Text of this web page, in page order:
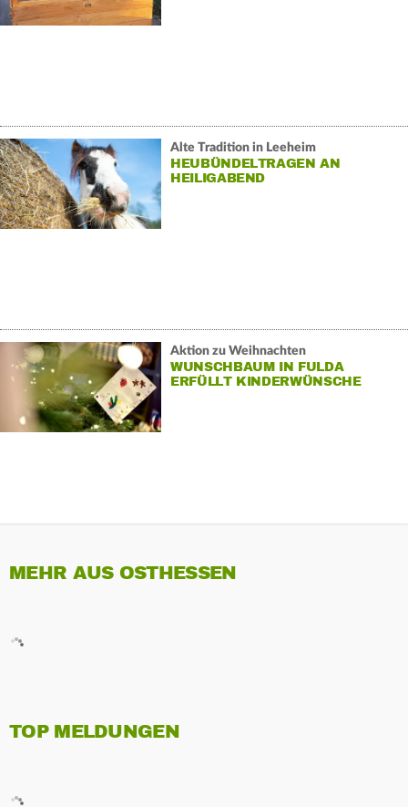
Alte Tradition in Leeheim
HEUBÜNDELTRAGEN AN
HEILIGABEND
Aktion zu Weihnachten
WUNSCHBAUM IN FULDA
ERFÜLLT KINDERWÜNSCHE
MEHR AUS OSTHESSEN
TOP MELDUNGEN